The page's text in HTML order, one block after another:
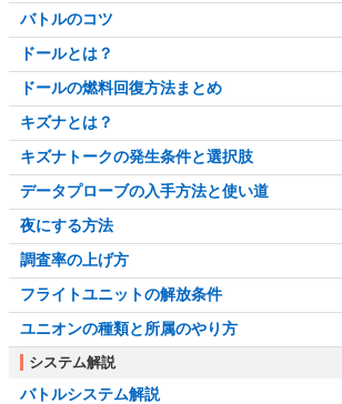
バトルのコツ
ドールとは？
ドールの燃料回復方法まとめ
キズナとは？
キズナトークの発生条件と選択肢
データプローブの入手方法と使い道
夜にする方法
調査率の上げ方
フライトユニットの解放条件
ユニオンの種類と所属のやり方
システム解説
バトルシステム解説